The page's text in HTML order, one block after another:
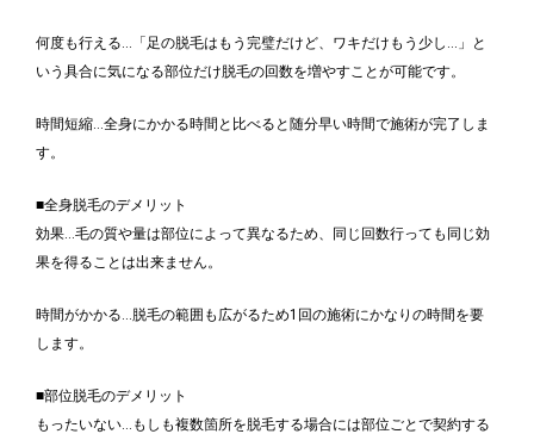
何度も行える…「足の脱毛はもう完璧だけど、ワキだけもう少し…」と
いう具合に気になる部位だけ脱毛の回数を増やすことが可能です。
時間短縮…全身にかかる時間と比べると随分早い時間で施術が完了しま
す。
■全身脱毛のデメリット
効果…毛の質や量は部位によって異なるため、同じ回数行っても同じ効
果を得ることは出来ません。
時間がかかる…脱毛の範囲も広がるため1回の施術にかなりの時間を要
します。
■部位脱毛のデメリット
もったいない…もしも複数箇所を脱毛する場合には部位ごとで契約する